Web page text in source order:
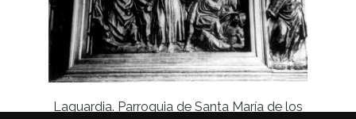
Laguardia. Parroquia de Santa María de los